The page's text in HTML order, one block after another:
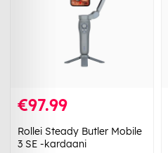
€97.99
Rollei Steady Butler Mobile
3 SE -kardaani